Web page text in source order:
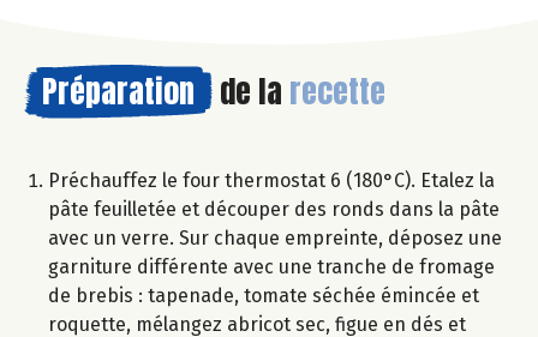
Préparation de la recette
Préchauffez le four thermostat 6 (180°C). Etalez la
pâte feuilletée et découper des ronds dans la pâte
avec un verre. Sur chaque empreinte, déposez une
garniture différente avec une tranche de fromage
de brebis : tapenade, tomate séchée émincée et
roquette, mélangez abricot sec, figue en dés et